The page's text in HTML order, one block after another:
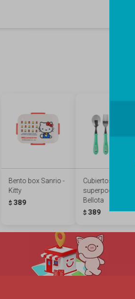
Bento box Sanrio -
Kitty
$ 389
Cubiertos chicas
superpoderosas -
Bellota
$ 389